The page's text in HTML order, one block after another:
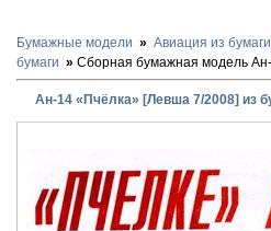
Бумажные модели Авиация из бумаги
бумаги
Сборная бумажная модель
Ан-14 «Пчёлка» [Левша 7/2008] из